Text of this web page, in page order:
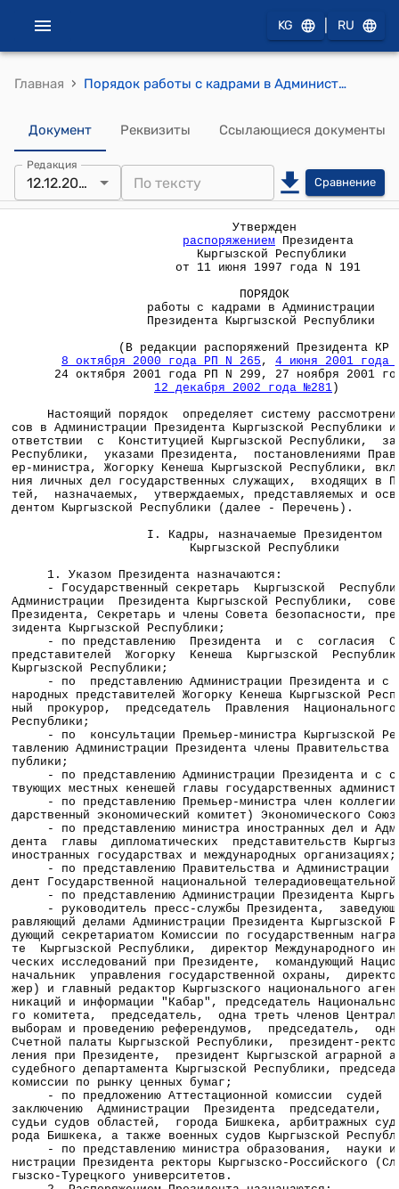
KG RU
Главная › Порядок работы с кадрами в Администрации Президента Кыргызской Республики (Утвержден распоряжением Президента Кыргызской Республики от 11 июня 1997 года №191)
Документ Реквизиты Ссылающиеся документы
Редакция
12.12.2002 Сравнение